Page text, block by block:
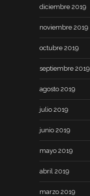
diciembre 2019
noviembre 2019
octubre 2019
septiembre 2019
agosto 2019
julio 2019
junio 2019
mayo 2019
abril 2019
marzo 2019